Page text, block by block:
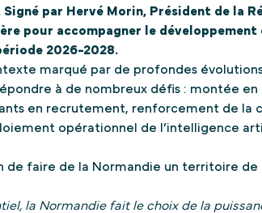
par Hervé Morin, Président de la
pour accompagner le développement
2026-2028.
marqué par de profondes
à de nombreux défis : montée
en recrutement, renforcement de la
opérationnel de l’intelligence
faire de la Normandie un territoire
la Normandie fait le choix de la